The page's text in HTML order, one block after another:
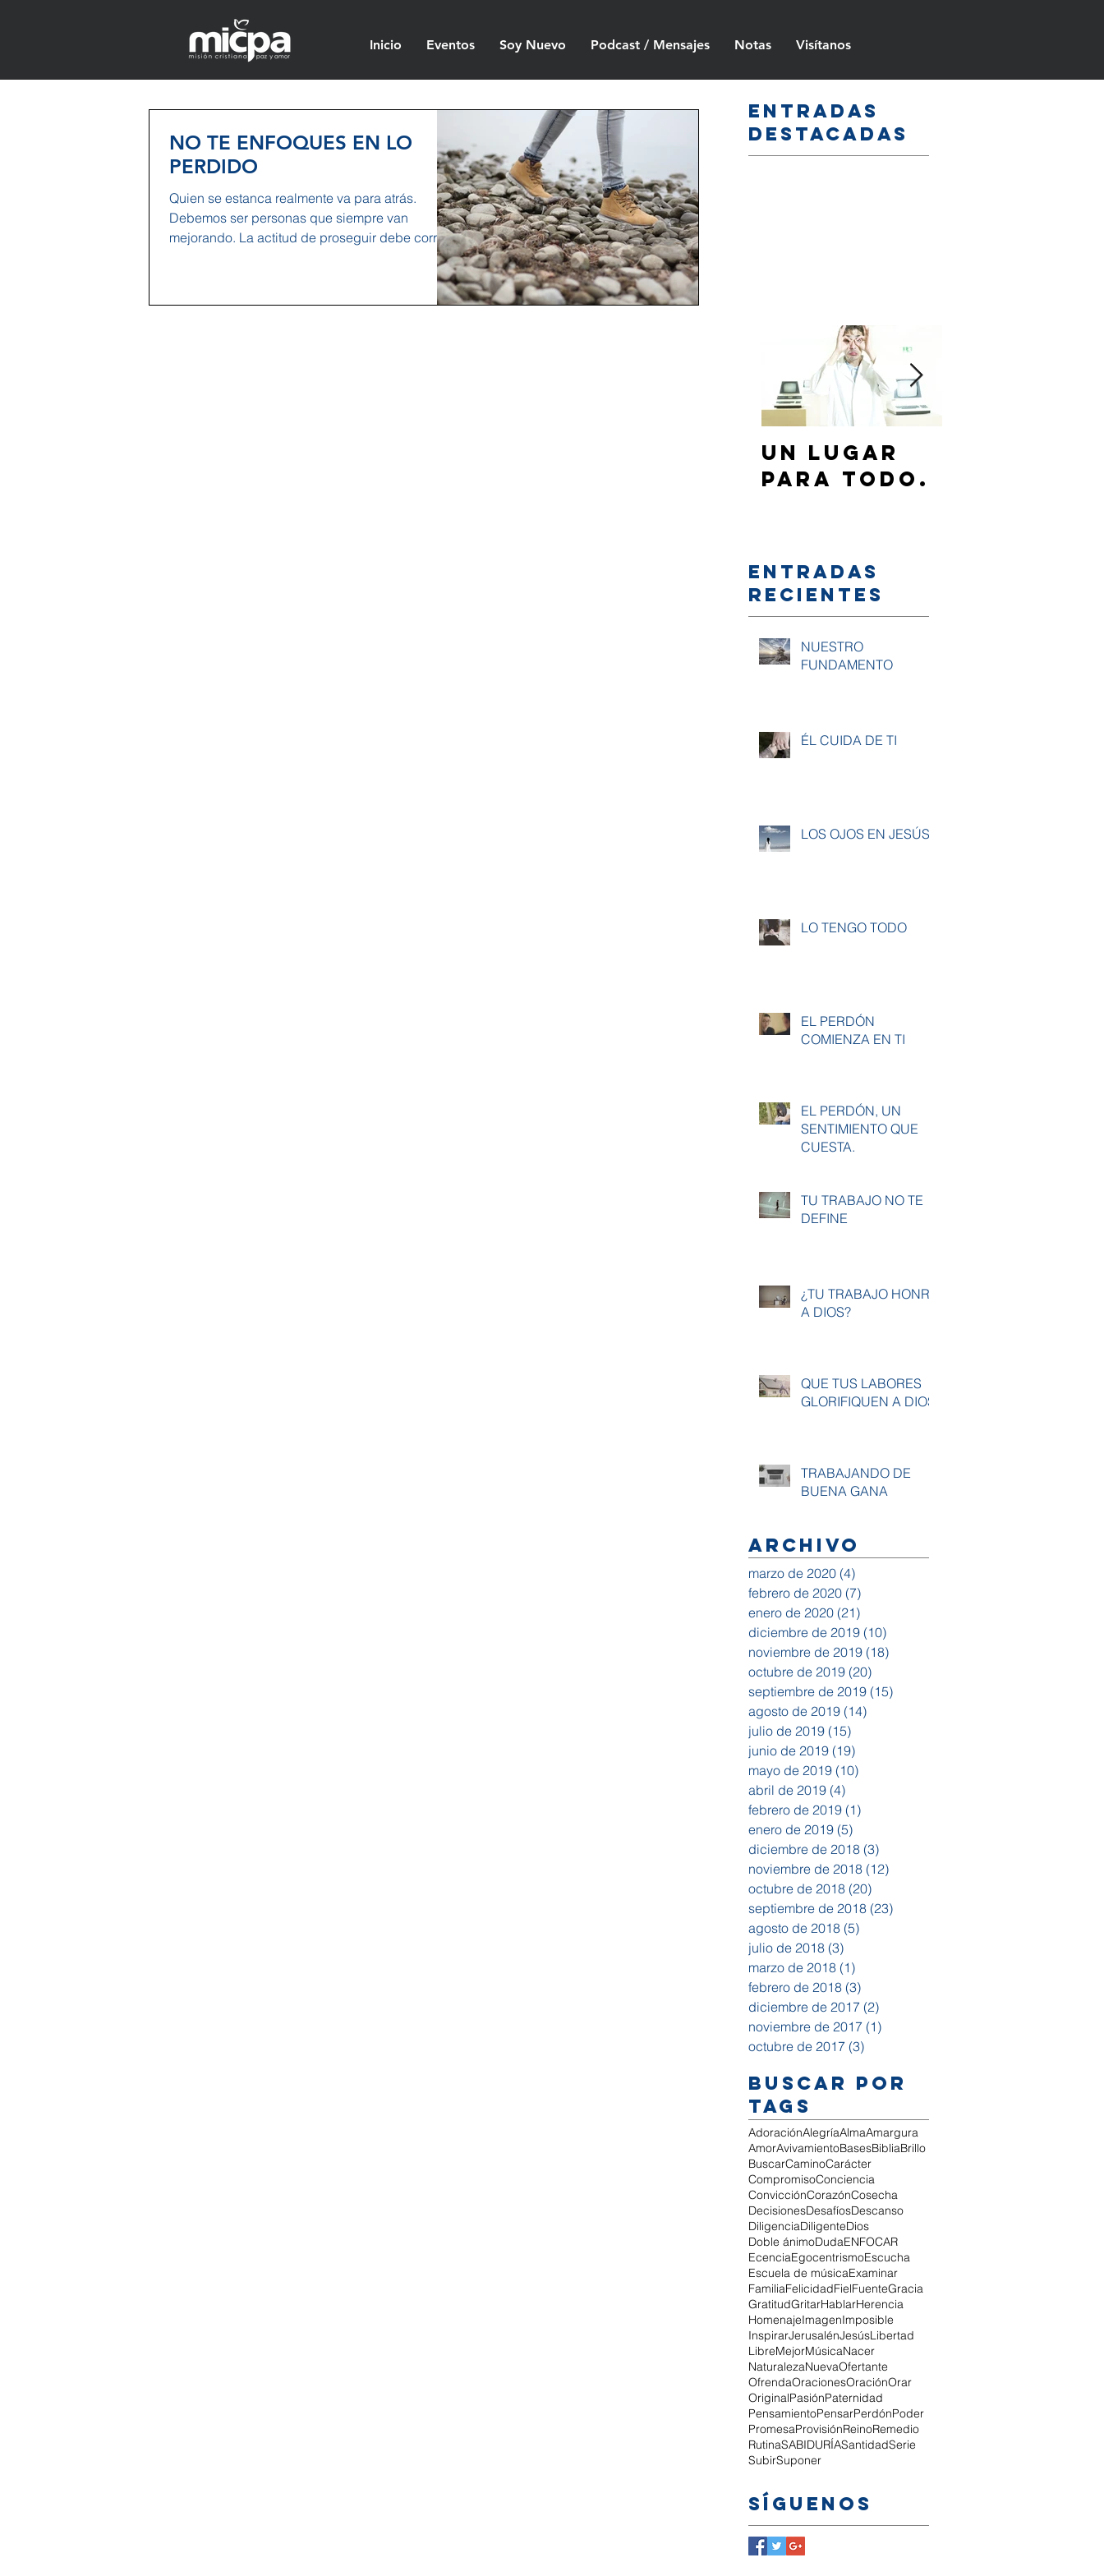
Inicio Eventos Soy Nuevo Podcast / Mensajes Notas Visítanos
NO TE ENFOQUES EN LO
PERDIDO
Quien se estanca realmente va para atrás.
Debemos ser personas que siempre van
mejorando. La actitud de proseguir debe correr
Entradas
destacadas
Un lugar
para todo.
Entradas
recientes
NUESTRO
FUNDAMENTO
ÉL CUIDA DE TI
LOS OJOS EN JESÚS
LO TENGO TODO
EL PERDÓN
COMIENZA EN TI
EL PERDÓN, UN
SENTIMIENTO QUE
CUESTA.
TU TRABAJO NO TE
DEFINE
¿TU TRABAJO HONRA
A DIOS?
QUE TUS LABORES
GLORIFIQUEN A DIOS
TRABAJANDO DE
BUENA GANA
Archivo
marzo de 2020 (4)
febrero de 2020 (7)
enero de 2020 (21)
diciembre de 2019 (10)
noviembre de 2019 (18)
octubre de 2019 (20)
septiembre de 2019 (15)
agosto de 2019 (14)
julio de 2019 (15)
junio de 2019 (19)
mayo de 2019 (10)
abril de 2019 (4)
febrero de 2019 (1)
enero de 2019 (5)
diciembre de 2018 (3)
noviembre de 2018 (12)
octubre de 2018 (20)
septiembre de 2018 (23)
agosto de 2018 (5)
julio de 2018 (3)
marzo de 2018 (1)
febrero de 2018 (3)
diciembre de 2017 (2)
noviembre de 2017 (1)
octubre de 2017 (3)
Buscar por
tags
AdoraciónAlegríaAlmaAmargura
AmorAvivamientoBasesBibliaBrillo
BuscarCaminoCarácter
CompromisoConciencia
ConvicciónCorazónCosecha
DecisionesDesafíosDescanso
DiligenciaDiligenteDios
Doble ánimoDudaENFOCAR
EcenciaEgocentrismoEscucha
Escuela de músicaExaminar
FamiliaFelicidadFielFuenteGracia
GratitudGritarHablarHerencia
HomenajeImagenImposible
InspirarJerusalénJesúsLibertad
LibreMejorMúsicaNacer
NaturalezaNuevaOfertante
OfrendaOracionesOraciónOrar
OriginalPasiónPaternidad
PensamientoPensarPerdónPoder
PromesaProvisiónReinoRemedio
RutinaSABIDURÍASantidadSerie
SubirSuponer
Síguenos